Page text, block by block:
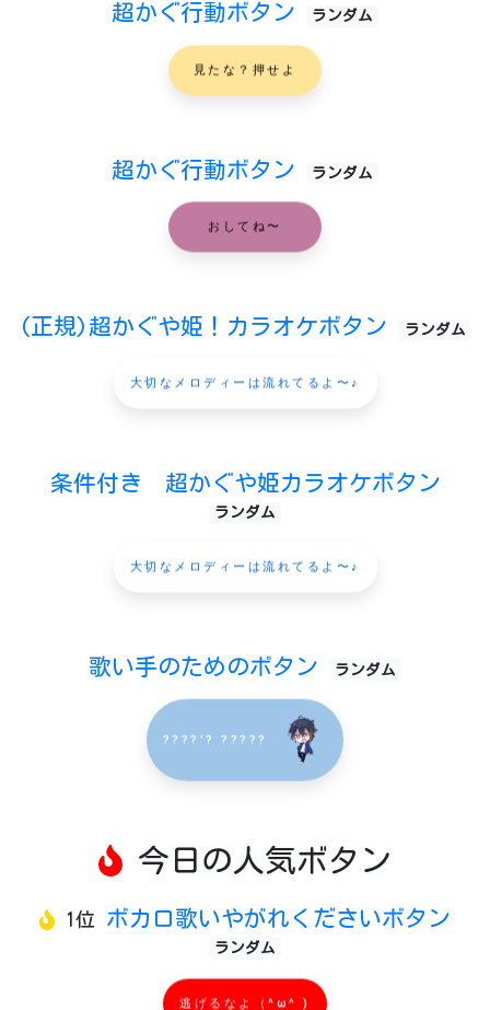
超かぐ行動ボタン ランダム
見たな？押せよ
超かぐ行動ボタン ランダム
おしてね〜
(正規)超かぐや姫！カラオケボタン ランダム
大切なメロディーは流れてるよ〜♪
条件付き 超かぐや姫カラオケボタン
ランダム
大切なメロディーは流れてるよ〜♪
歌い手のためのボタン ランダム
????'? ?????
今日の人気ボタン
1位 ボカロ歌いやがれくださいボタン
ランダム
逃げるなよ（^ω^ )